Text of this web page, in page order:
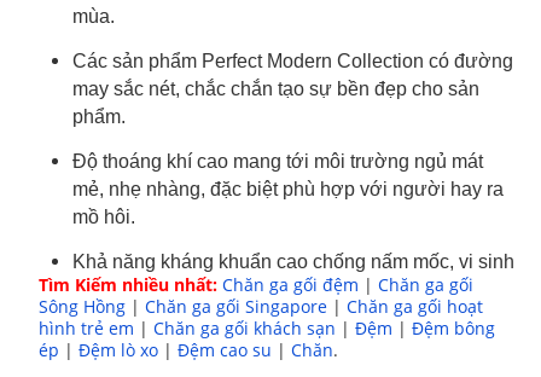
mùa.
Các sản phẩm Perfect Modern Collection có đường
may sắc nét, chắc chắn tạo sự bền đẹp cho sản
phẩm.
Độ thoáng khí cao mang tới môi trường ngủ mát
mẻ, nhẹ nhàng, đặc biệt phù hợp với người hay ra
mồ hôi.
Khả năng kháng khuẩn cao chống nấm mốc, vi sinh
vật và mùi hôi phát sinh, phù hợp với cả người bị
mẫn cảm.
Phong cách đẳng cấp, sang trọng với đường may
Tìm Kiếm nhiều nhất: Chăn ga gối đệm | Chăn ga gối
Sông Hồng | Chăn ga gối Singapore | Chăn ga gối hoạt
hình trẻ em | Chăn ga gối khách sạn | Đệm | Đệm bông
ép | Đệm lò xo | Đệm cao su | Chăn.